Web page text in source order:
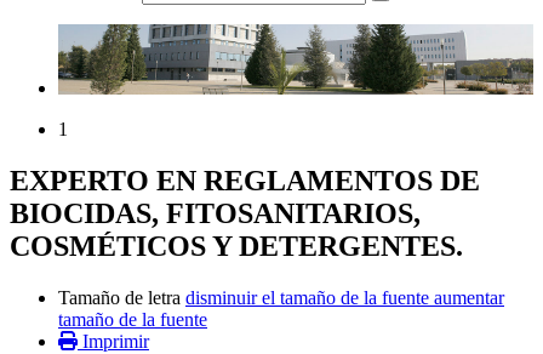
1
EXPERTO EN REGLAMENTOS DE
BIOCIDAS, FITOSANITARIOS,
COSMÉTICOS Y DETERGENTES.
Tamaño de letra disminuir el tamaño de la fuente aumentar
tamaño de la fuente
Imprimir